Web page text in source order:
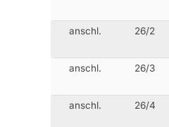
anschl. 26/2
anschl. 26/3
anschl. 26/4